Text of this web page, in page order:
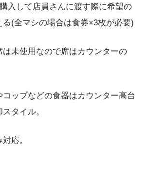
入して店員さんに渡す際に希望の
る(全マシの場合は食券×3枚が必要)
未使用なので席はカウンターの
ップなどの食器はカウンター高台
タイル。
応。